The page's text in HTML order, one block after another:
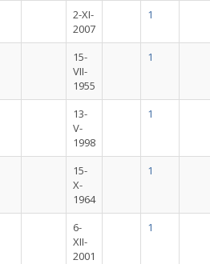
2-XI-
2007
1
15-
VII-
1955
1
13-
V-
1998
1
15-
X-
1964
1
6-
XII-
2001
1